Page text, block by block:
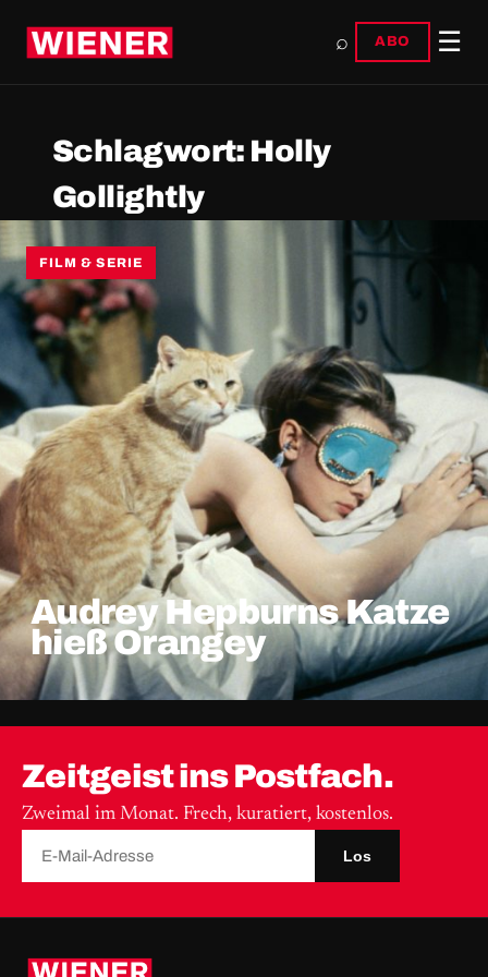
⌕ ABO ☰
Schlagwort: Holly
Gollightly
FILM & SERIE
Audrey Hepburns Katze
hieß Orangey
Zeitgeist ins Postfach.
Zweimal im Monat. Frech, kuratiert, kostenlos.
Los